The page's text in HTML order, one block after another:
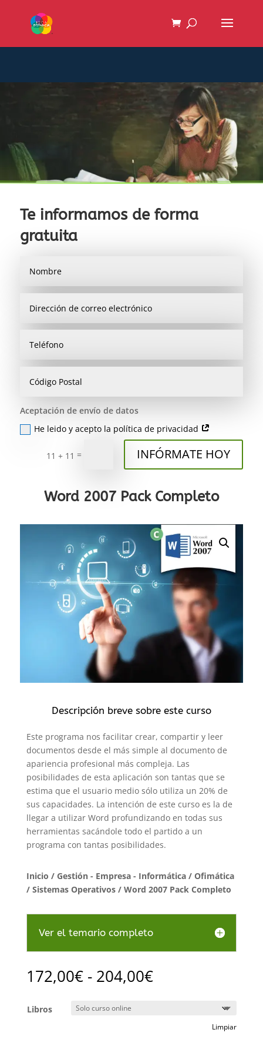
Te informamos de forma
gratuita
Aceptación de envío de datos
He leido y acepto la política de privacidad
11 + 11 = INFÓRMATE HOY
Word 2007 Pack Completo
Descripción breve sobre este curso
Este programa nos facilitar crear, compartir y leer
documentos desde el más simple al documento de
apariencia profesional más compleja. Las
posibilidades de esta aplicación son tantas que se
estima que el usuario medio sólo utiliza un 20% de
sus capacidades. La intención de este curso es la de
llegar a utilizar Word profundizando en todas sus
herramientas sacándole todo el partido a un
programa con tantas posibilidades.
Inicio / Gestión - Empresa - Informática/ Ofimática
/ Sistemas Operativos/ Word 2007 Pack Completo
Ver el temario completo
172,00€ - 204,00€Rango
de
Libros
Limpiar